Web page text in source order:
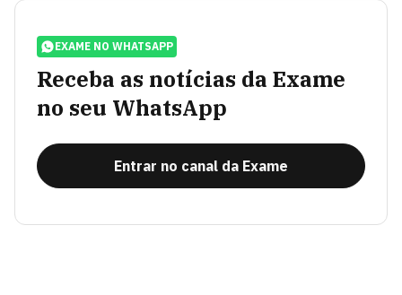
EXAME NO WHATSAPP
Receba as notícias da Exame
no seu WhatsApp
Entrar no canal da Exame